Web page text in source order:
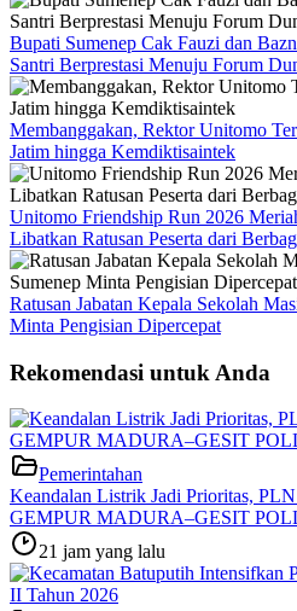
Bupati Sumenep Cak Fauzi dan
Santri Berprestasi Menuju Forum
Membanggakan, Rektor Unitomo
Jatim hingga Kemdiktisaintek
Unitomo Friendship Run 2026
Libatkan Ratusan Peserta dari
Ratusan Jabatan Kepala Sekolah
Minta Pengisian Dipercepat
Rekomendasi untuk Anda
Pemerintahan
Keandalan Listrik Jadi Prioritas,
GEMPUR MADURA–GESIT
21 jam yang lalu